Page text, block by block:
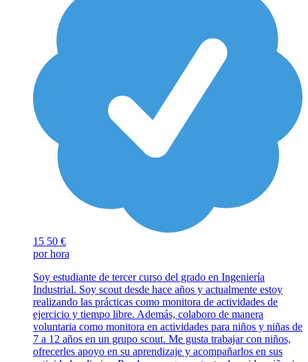
15 50 €
por hora
Soy estudiante de tercer curso del grado en Ingeniería
Industrial. Soy scout desde hace años y actualmente estoy
realizando las prácticas como monitora de actividades de
ejercicio y tiempo libre. Además, colaboro de manera
voluntaria como monitora en actividades para niños y niñas de
7 a 12 años en un grupo scout. Me gusta trabajar con niños,
ofrecerles apoyo en su aprendizaje y acompañarlos en sus